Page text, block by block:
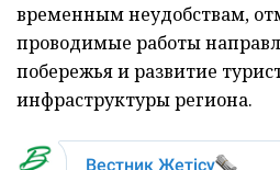
временным неудобствам,
проводимые работы
побережья и развитие
инфраструктуры региона.